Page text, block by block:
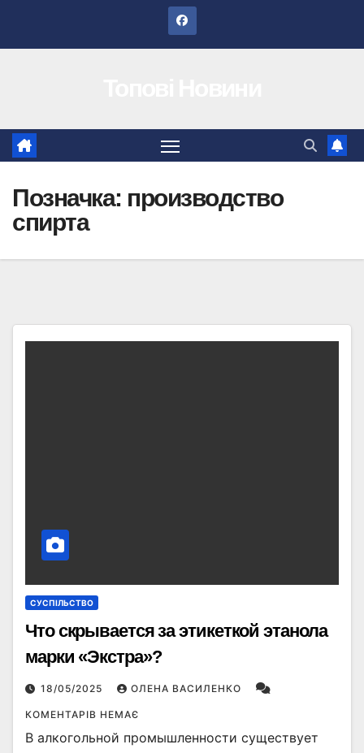
Позначка: производство
спирта
СУСПІЛЬСТВО
Что скрывается за этикеткой этанола
марки «Экстра»?
18/05/2025 ОЛЕНА ВАСИЛЕНКО
КОМЕНТАРІВ НЕМАЄ
В алкогольной промышленности существует